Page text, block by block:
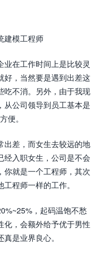
建模工程师
在工作时间上是比较灵
好，当然要是遇到出差这
吃不消。另外，由于我现
从公司领导到员工基本是
便。
出差，而女生去较远的地
经入职女生，公司是不会
你就是一个工程师，其次
程师一样的工作。
，起码温饱不愁
化，会额外给予优于男性
是业界良心。